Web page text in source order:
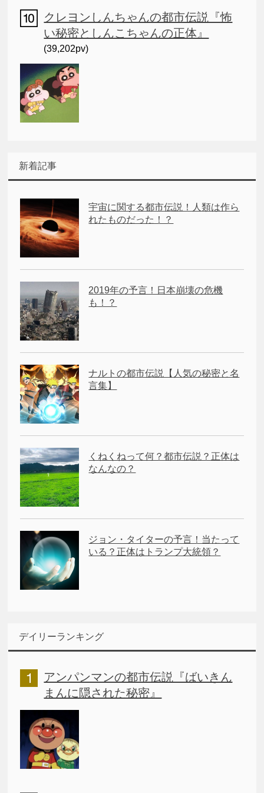
クレヨンしんちゃんの都市伝説『怖
い秘密としんこちゃんの正体』
(39,202pv)
新着記事
宇宙に関する都市伝説！人類は作ら
れたものだった！？
2019年の予言！日本崩壊の危機
も！？
ナルトの都市伝説【人気の秘密と名
言集】
くねくねって何？都市伝説？正体は
なんなの？
ジョン・タイターの予言！当たって
いる？正体はトランプ大統領？
デイリーランキング
アンパンマンの都市伝説『ばいきん
まんに隠された秘密』